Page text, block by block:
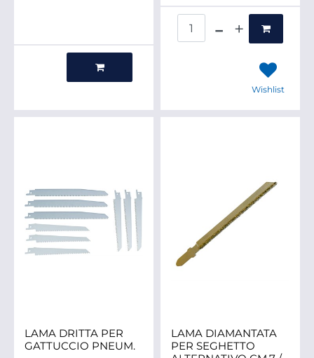
Wishlist
LAMA DRITTA PER
GATTUCCIO PNEUM.
LAMA DIAMANTATA
PER SEGHETTO